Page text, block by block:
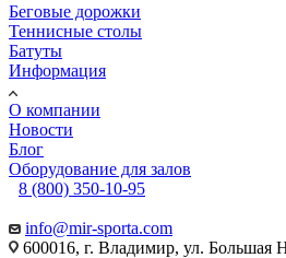
Беговые дорожки
Теннисные столы
Батуты
Информация
О компании
Новости
Блог
Оборудование для залов
8 (800) 350-10-95
info@mir-sporta.com
600016, г. Владимир, ул. Большая